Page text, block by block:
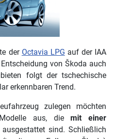
der Octavia LPG auf der IAA
von Škoda auch
folgt der tschechische
erkennbaren Trend.
zulegen möchten
aus, diemit einer
ausgestattet sind. Schließlich